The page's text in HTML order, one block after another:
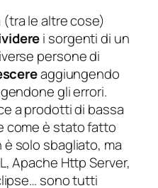
le altre cose)
i sorgenti di un
persone di
aggiungendo
gli errori.
a prodotti di bassa
come è stato fatto
è solo sbagliato, ma
Apache Http Server,
sono tutti